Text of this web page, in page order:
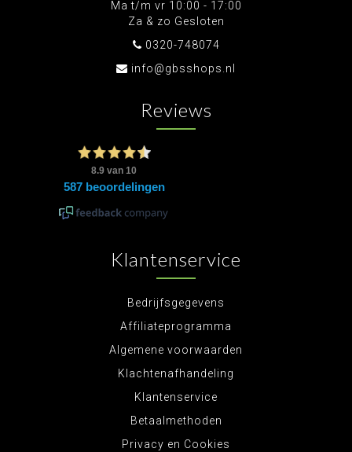
Ma t/m vr 10:00 - 17:00
Za & zo Gesloten
0320-748074
info@gbsshops.nl
Reviews
Klantenservice
Bedrijfsgegevens
Affiliateprogramma
Algemene voorwaarden
Klachtenafhandeling
Klantenservice
Betaalmethoden
Privacy en Cookies